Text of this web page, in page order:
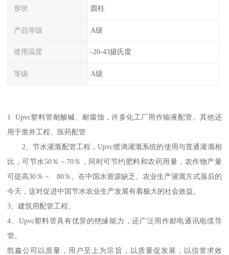
形状 圆柱
产品等级 A级
使用温度 -20-43摄氏度
等级 A级
1 Upvc塑料管耐酸碱、耐腐蚀，许多化工厂用作输液配管。其他还
用于凿井工程、医药配管
2、节水灌溉配管工程，Upvc喷滴灌溉系统的使用与普通灌溉相
比，可节水50％－70％，同时可节约肥料和农药用量，农作物产量
可提高30％－ 80％。在中国水资源缺乏、农业生产灌溉方式落后的
今天，这对促进中国节水农业生产发展有着极大的社会效益。
3、建筑用配管工程。
4、Upvc塑料管具有优异的绝缘能力，还广泛用作邮电通讯电缆导
管。
凯鑫公司以质量，用户至上为宗旨，以质量促发展，以信誉求效